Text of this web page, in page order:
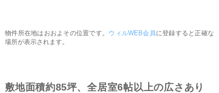
物件所在地はおおよその位置です。 ウィルWEB会員 に登録すると正確な
場所が表示されます。
敷地面積約85坪、全居室6帖以上の広さあり